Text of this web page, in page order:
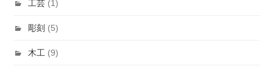
工芸 (1)
彫刻 (5)
木工 (9)